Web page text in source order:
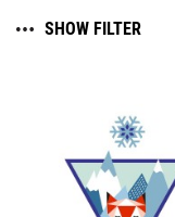
SHOW FILTER